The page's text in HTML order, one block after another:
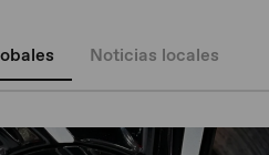
Noticias locales